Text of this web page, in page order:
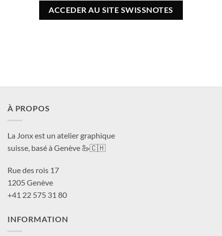
ACCEDER AU SITE SWISSNOTES
À PROPOS
La Jonx est un atelier graphique
suisse, basé à Genève 🦢🇨🇭
Rue des rois 17
1205 Genève
+41 22 575 31 80
INFORMATION